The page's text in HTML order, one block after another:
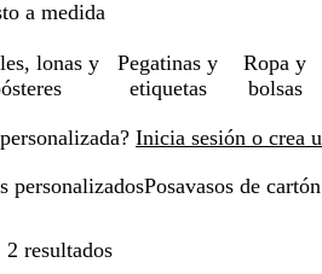
a medida
lonas y
Pegatinas y
etiquetas
Ropa y
bolsas
Inicia sesión o crea
personalizadosPosavasos de cartón
2 resultados